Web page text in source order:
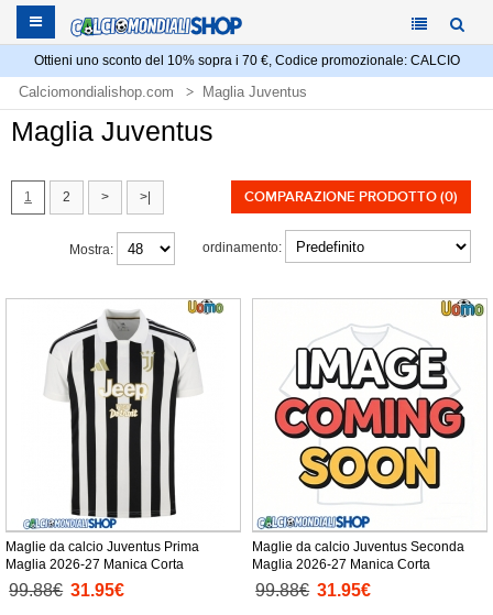
Ottieni uno sconto del 10% sopra i 70 €, Codice promozionale: CALCIO
Calciomondialishop.com Maglia Juventus
Maglia Juventus
1 2 > >| COMPARAZIONE PRODOTTO (0)
ordinamento:
Mostra:
Maglie da calcio Juventus Prima
Maglia 2026-27 Manica Corta
99.88€ 31.95€
Maglie da calcio Juventus Seconda
Maglia 2026-27 Manica Corta
99.88€ 31.95€